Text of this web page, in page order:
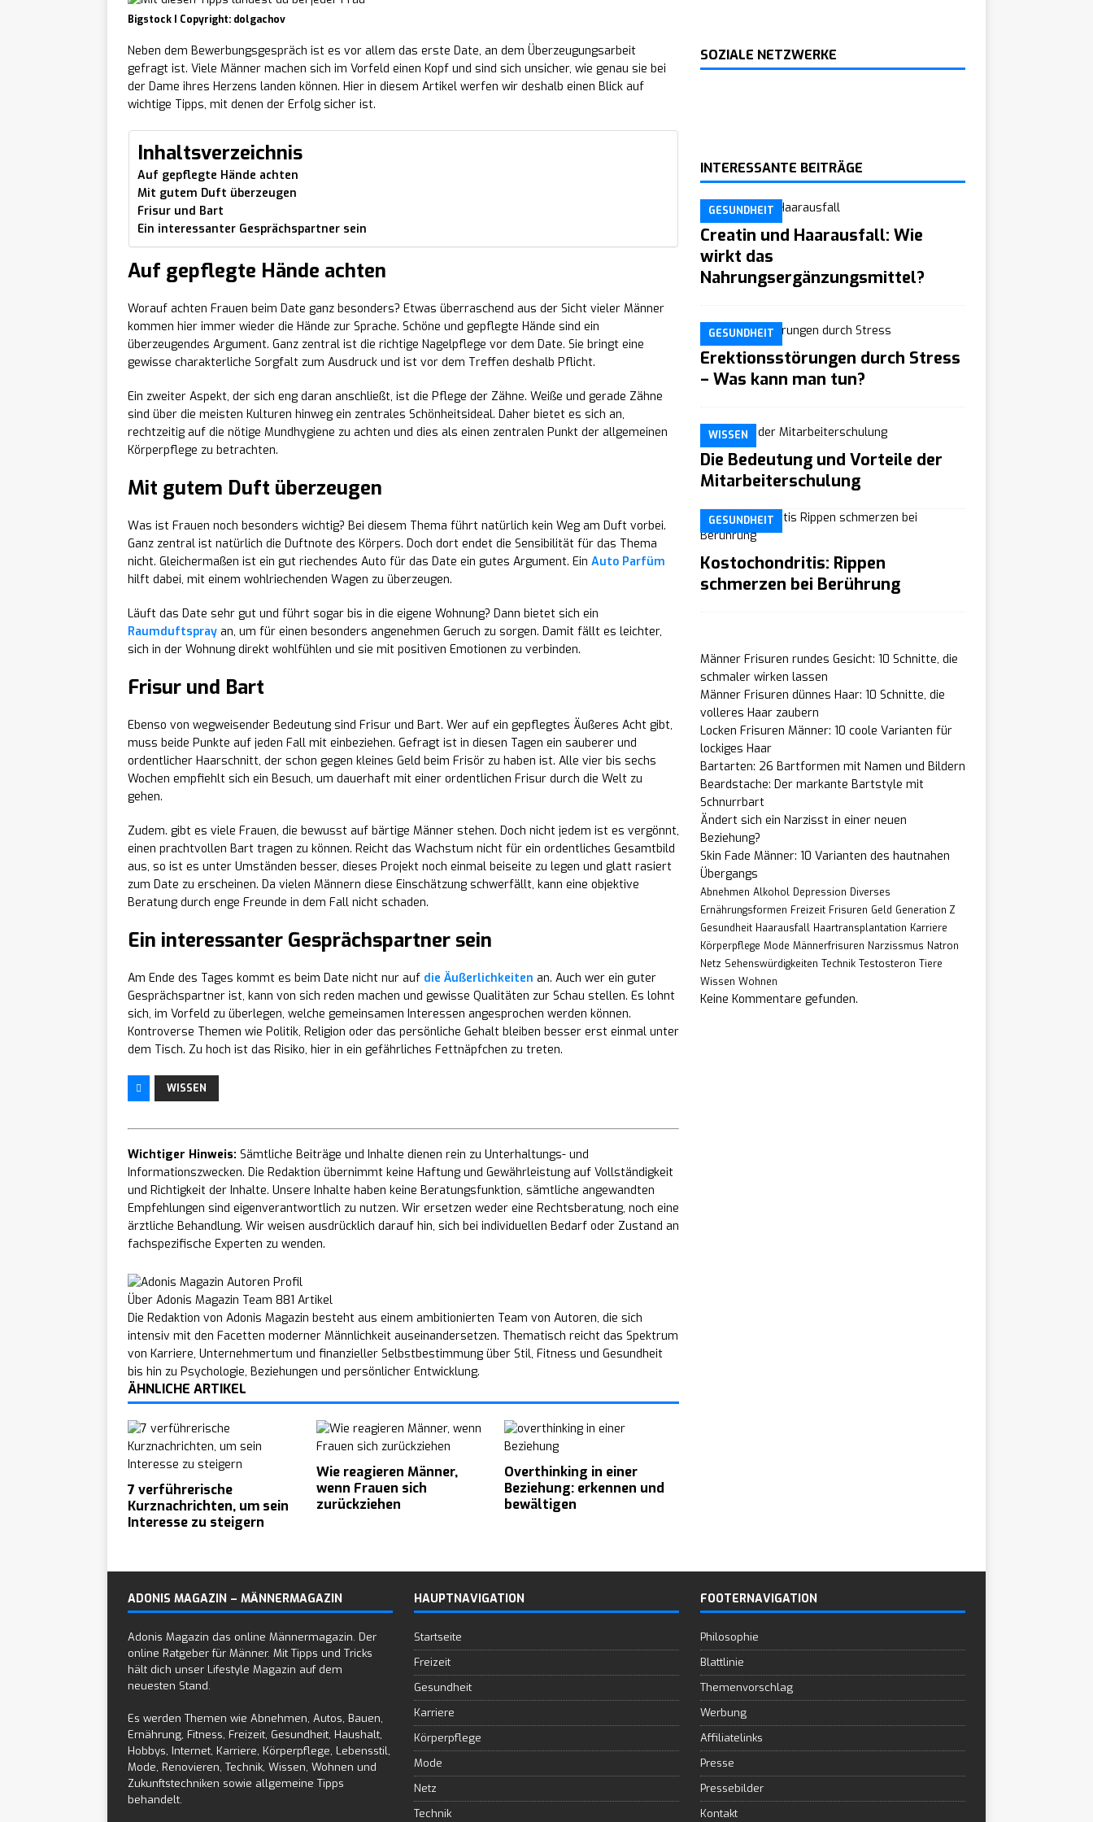
Bigstock I Copyright: dolgachov
Neben dem Bewerbungsgespräch ist es vor allem das erste Date, an dem Überzeugungsarbeit
gefragt ist. Viele Männer machen sich im Vorfeld einen Kopf und sind sich unsicher, wie genau sie bei
der Dame ihres Herzens landen können. Hier in diesem Artikel werfen wir deshalb einen Blick auf
wichtige Tipps, mit denen der Erfolg sicher ist.
Inhaltsverzeichnis
Auf gepflegte Hände achten
Mit gutem Duft überzeugen
Frisur und Bart
Ein interessanter Gesprächspartner sein
Auf gepflegte Hände achten
Worauf achten Frauen beim Date ganz besonders? Etwas überraschend aus der Sicht vieler Männer
kommen hier immer wieder die Hände zur Sprache. Schöne und gepflegte Hände sind ein
überzeugendes Argument. Ganz zentral ist die richtige Nagelpflege vor dem Date. Sie bringt eine
gewisse charakterliche Sorgfalt zum Ausdruck und ist vor dem Treffen deshalb Pflicht.
Ein zweiter Aspekt, der sich eng daran anschließt, ist die Pflege der Zähne. Weiße und gerade Zähne
sind über die meisten Kulturen hinweg ein zentrales Schönheitsideal. Daher bietet es sich an,
rechtzeitig auf die nötige Mundhygiene zu achten und dies als einen zentralen Punkt der allgemeinen
Körperpflege zu betrachten.
Mit gutem Duft überzeugen
Was ist Frauen noch besonders wichtig? Bei diesem Thema führt natürlich kein Weg am Duft vorbei.
Ganz zentral ist natürlich die Duftnote des Körpers. Doch dort endet die Sensibilität für das Thema
nicht. Gleichermaßen ist ein gut riechendes Auto für das Date ein gutes Argument. Ein Auto Parfüm
hilft dabei, mit einem wohlriechenden Wagen zu überzeugen.
Läuft das Date sehr gut und führt sogar bis in die eigene Wohnung? Dann bietet sich ein
Raumduftspray an, um für einen besonders angenehmen Geruch zu sorgen. Damit fällt es leichter,
sich in der Wohnung direkt wohlfühlen und sie mit positiven Emotionen zu verbinden.
Frisur und Bart
Ebenso von wegweisender Bedeutung sind Frisur und Bart. Wer auf ein gepflegtes Äußeres Acht gibt,
muss beide Punkte auf jeden Fall mit einbeziehen. Gefragt ist in diesen Tagen ein sauberer und
ordentlicher Haarschnitt, der schon gegen kleines Geld beim Frisör zu haben ist. Alle vier bis sechs
Wochen empfiehlt sich ein Besuch, um dauerhaft mit einer ordentlichen Frisur durch die Welt zu
gehen.
Zudem. gibt es viele Frauen, die bewusst auf bärtige Männer stehen. Doch nicht jedem ist es vergönnt,
einen prachtvollen Bart tragen zu können. Reicht das Wachstum nicht für ein ordentliches Gesamtbild
aus, so ist es unter Umständen besser, dieses Projekt noch einmal beiseite zu legen und glatt rasiert
zum Date zu erscheinen. Da vielen Männern diese Einschätzung schwerfällt, kann eine objektive
Beratung durch enge Freunde in dem Fall nicht schaden.
Ein interessanter Gesprächspartner sein
Am Ende des Tages kommt es beim Date nicht nur auf die Äußerlichkeiten an. Auch wer ein guter
Gesprächspartner ist, kann von sich reden machen und gewisse Qualitäten zur Schau stellen. Es lohnt
sich, im Vorfeld zu überlegen, welche gemeinsamen Interessen angesprochen werden können.
Kontroverse Themen wie Politik, Religion oder das persönliche Gehalt bleiben besser erst einmal unter
dem Tisch. Zu hoch ist das Risiko, hier in ein gefährliches Fettnäpfchen zu treten.
WISSEN
Wichtiger Hinweis: Sämtliche Beiträge und Inhalte dienen rein zu Unterhaltungs- und
Informationszwecken. Die Redaktion übernimmt keine Haftung und Gewährleistung auf Vollständigkeit
und Richtigkeit der Inhalte. Unsere Inhalte haben keine Beratungsfunktion, sämtliche angewandten
Empfehlungen sind eigenverantwortlich zu nutzen. Wir ersetzen weder eine Rechtsberatung, noch eine
ärztliche Behandlung. Wir weisen ausdrücklich darauf hin, sich bei individuellen Bedarf oder Zustand an
fachspezifische Experten zu wenden.
Über Adonis Magazin Team 881 Artikel
Die Redaktion von Adonis Magazin besteht aus einem ambitionierten Team von Autoren, die sich
intensiv mit den Facetten moderner Männlichkeit auseinandersetzen. Thematisch reicht das Spektrum
von Karriere, Unternehmertum und finanzieller Selbstbestimmung über Stil, Fitness und Gesundheit
bis hin zu Psychologie, Beziehungen und persönlicher Entwicklung.
ÄHNLICHE ARTIKEL
7 verführerische
Kurznachrichten, um sein
Interesse zu steigern
Wie reagieren Männer,
wenn Frauen sich
zurückziehen
Overthinking in einer
Beziehung: erkennen und
bewältigen
SOZIALE NETZWERKE
INTERESSANTE BEITRÄGE
GESUNDHEIT
Creatin und Haarausfall: Wie
wirkt das
Nahrungsergänzungsmittel?
GESUNDHEIT
Erektionsstörungen durch Stress
– Was kann man tun?
WISSEN
Die Bedeutung und Vorteile der
Mitarbeiterschulung
GESUNDHEIT
Kostochondritis: Rippen
schmerzen bei Berührung
Männer Frisuren rundes Gesicht: 10 Schnitte, die
schmaler wirken lassen
Männer Frisuren dünnes Haar: 10 Schnitte, die
volleres Haar zaubern
Locken Frisuren Männer: 10 coole Varianten für
lockiges Haar
Bartarten: 26 Bartformen mit Namen und Bildern
Beardstache: Der markante Bartstyle mit
Schnurrbart
Ändert sich ein Narzisst in einer neuen
Beziehung?
Skin Fade Männer: 10 Varianten des hautnahen
Übergangs
Abnehmen Alkohol Depression Diverses
Ernährungsformen Freizeit Frisuren Geld Generation Z
Gesundheit Haarausfall Haartransplantation Karriere
Körperpflege Mode Männerfrisuren Narzissmus Natron
Netz Sehenswürdigkeiten Technik Testosteron Tiere
Wissen Wohnen
Keine Kommentare gefunden.
ADONIS MAGAZIN – MÄNNERMAGAZIN
Adonis Magazin das online Männermagazin. Der
online Ratgeber für Männer. Mit Tipps und Tricks
hält dich unser Lifestyle Magazin auf dem
neuesten Stand.
Es werden Themen wie Abnehmen, Autos, Bauen,
Ernährung, Fitness, Freizeit, Gesundheit, Haushalt,
Hobbys, Internet, Karriere, Körperpflege, Lebensstil,
Mode, Renovieren, Technik, Wissen, Wohnen und
Zukunftstechniken sowie allgemeine Tipps
behandelt.
HAUPTNAVIGATION
Startseite
Freizeit
Gesundheit
Karriere
Körperpflege
Mode
Netz
Technik
FOOTERNAVIGATION
Philosophie
Blattlinie
Themenvorschlag
Werbung
Affiliatelinks
Presse
Pressebilder
Kontakt